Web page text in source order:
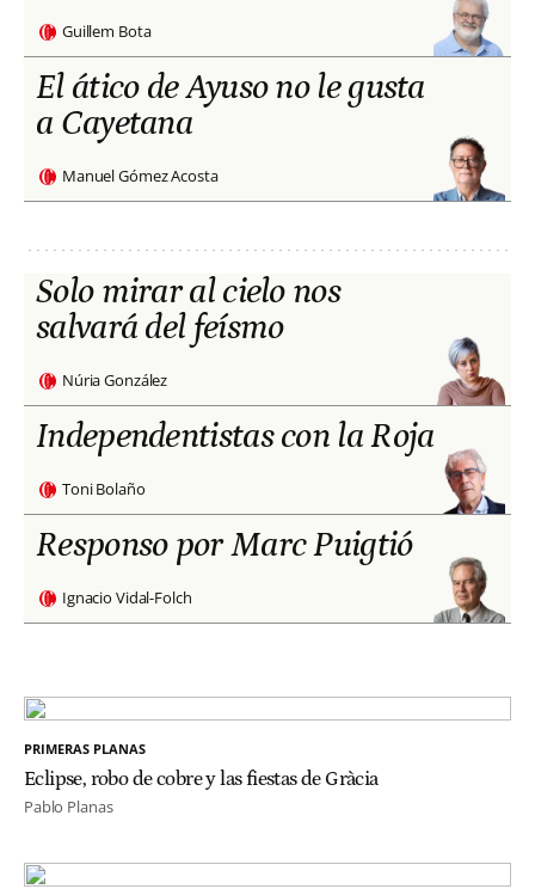
Guillem Bota
El ático de Ayuso no le gusta
a Cayetana
Manuel Gómez Acosta
Solo mirar al cielo nos
salvará del feísmo
Núria González
Independentistas con la Roja
Toni Bolaño
Responso por Marc Puigtió
Ignacio Vidal-Folch
PRIMERAS PLANAS
Eclipse, robo de cobre y las fiestas de Gràcia
Pablo Planas